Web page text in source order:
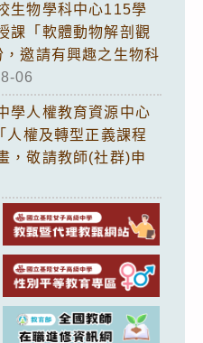
生物學科中心115學
課「軟體動物解剖觀
邀請有興趣之生物科
06
學人權教育資源中心
人權及轉型正義課程
，敬請教師(社群)申